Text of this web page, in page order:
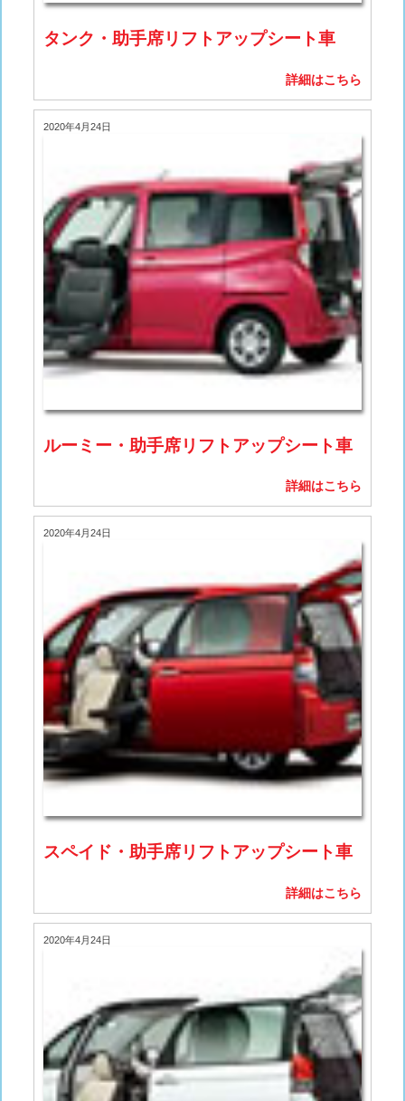
タンク・助手席リフトアップシート車
詳細はこちら
2020年4月24日
ルーミー・助手席リフトアップシート車
詳細はこちら
2020年4月24日
スペイド・助手席リフトアップシート車
詳細はこちら
2020年4月24日